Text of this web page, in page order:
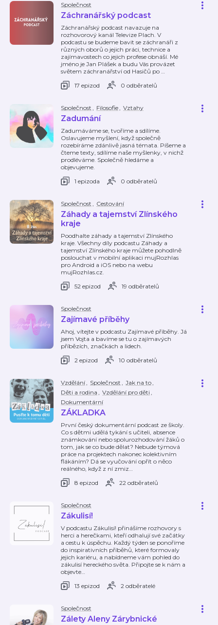
Společnost
Záchranářský podcast
Záchranářský podcast navazuje na
rozhovorový kanál Televize Plach. V
podcastu se budeme bavit se záchranáři z
různých oborů o jejich práci, technice a
zajímavostech co jejich profese obnáší. Mé
jméno je Jan Plášek a budu Vás provázet
světem záchranářství od Hasičů po …
17 epizod
0 odběratelů
Společnost , Filosofie, Vztahy
Zadumání
Zadumáváme se, tvoříme a sdílíme.
Oslavujeme myšlení, když společně
rozebíráme zdánlivě jasná témata. Píšeme a
čteme texty, sdílíme naše myšlenky, v nichž
prodléváme. Společně hledáme a
objevujeme.
1 epizoda
0 odběratelů
Společnost , Cestování
Záhady a tajemství Zlínského
kraje
Poodhalte záhady a tajemství Zlínského
kraje. Všechny díly podcastu Záhady a
tajemství Zlínského kraje můžete pohodlně
poslouchat v mobilní aplikaci mujRozhlas
pro Android a iOS nebo na webu
mujRozhlas.cz.
52 epizod
19 odběratelů
Společnost
Zajímavé příběhy
Ahoj, vítejte v podcastu Zajímavé příběhy. Já
jsem Vojta a bavíme se tu o zajímavých
příbězích, značkách a lidech.
2 epizod
10 odběratelů
Vzdělání, Společnost , Jak na to,
Děti a rodina , Vzdělání pro děti ,
Dokumentární
ZÁKLADKA
První český dokumentární podcast ze školy.
Co s dětmi udělá tykání s učiteli, absence
známkování nebo spolurozhodování žáků o
tom, jak se co bude dělat? Nebude týmová
práce na projektech nakonec kolektivním
flákáním? Dá se vyučování opřít o něco
reálného, když z ní zmiz…
8 epizod
22 odběratelů
Společnost
Zákulisí!
V podcastu Zákulisí! přinášíme rozhovory s
herci a herečkami, kteří odhalují své začátky
a cestu k úspěchu. Každý týden se ponoříme
do inspirativních příběhů, které formovaly
jejich kariéru, a nabídneme vám pohled do
zákulisí hereckého světa. Připojte se k nám a
objevte…
13 epizod
2 odběratelé
Společnost
Zálety Aleny Zárybnické